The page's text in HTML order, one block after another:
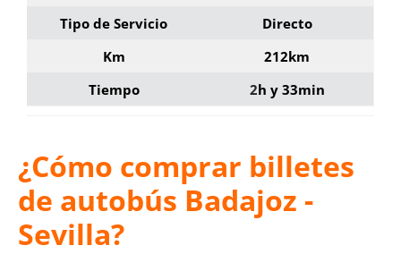
Tipo de Servicio
Directo
Km
212km
Tiempo
2h y 33min
¿Cómo comprar billetes
de autobús Badajoz -
Sevilla?